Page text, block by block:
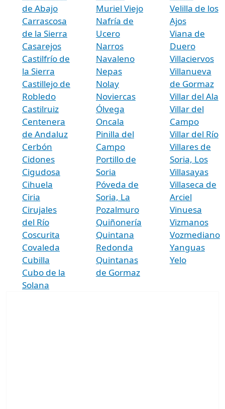
de Abajo
Carrascosa
de la Sierra
Casarejos
Castilfrío de
la Sierra
Castillejo de
Robledo
Castilruiz
Centenera
de Andaluz
Cerbón
Cidones
Cigudosa
Cihuela
Ciria
Cirujales
del Río
Coscurita
Covaleda
Cubilla
Cubo de la
Solana
Muriel Viejo
Nafría de
Ucero
Narros
Navaleno
Nepas
Nolay
Noviercas
Ólvega
Oncala
Pinilla del
Campo
Portillo de
Soria
Póveda de
Soria, La
Pozalmuro
Quiñonería
Quintana
Redonda
Quintanas
de Gormaz
Velilla de los
Ajos
Viana de
Duero
Villaciervos
Villanueva
de Gormaz
Villar del Ala
Villar del
Campo
Villar del Río
Villares de
Soria, Los
Villasayas
Villaseca de
Arciel
Vinuesa
Vizmanos
Vozmediano
Yanguas
Yelo